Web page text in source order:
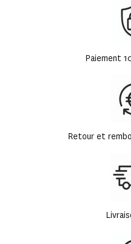
Paiement
Retour et